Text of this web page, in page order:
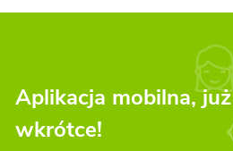
Aplikacja mobilna, już
wkrótce!